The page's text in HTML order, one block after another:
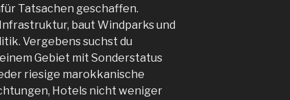
Tatsachen geschaffen.
baut Windparks und
Vergebens suchst du
Gebiet mit Sonderstatus
riesige marokkanische
Hotels nicht weniger